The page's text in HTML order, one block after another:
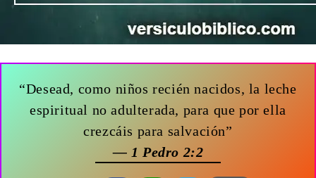
“Desead, como niños recién nacidos, la leche
espiritual no adulterada, para que por ella
crezcáis para salvación”
— 1 Pedro 2:2